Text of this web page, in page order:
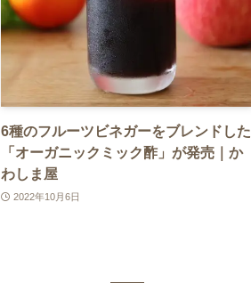
6種のフルーツビネガーをブレンドした
「オーガニックミック酢」が発売｜か
わしま屋
2022年10月6日